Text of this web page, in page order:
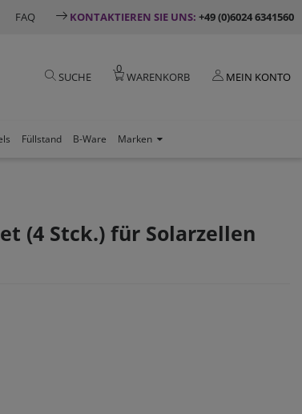
FAQ KONTAKTIEREN SIE UNS: +49 (0)6024 6341560
SUCHE
0
WARENKORB MEIN KONTO
Füllstand B-Ware Marken
(4 Stck.) für Solarzellen